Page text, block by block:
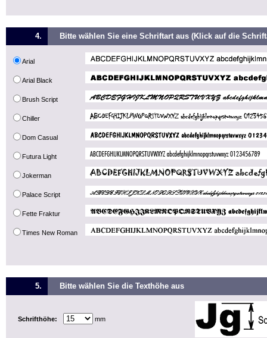
4. Bitte wählen Sie eine Schriftart aus (Klick auf die
Arial
Arial Black
Brush Script
Chiller
Dom Casual
Futura Light
Jokerman
Palace Script
Fette Fraktur
Times New Roman
5. Bitte wählen Sie die Texthöhe aus
Schrifthöhe: mm